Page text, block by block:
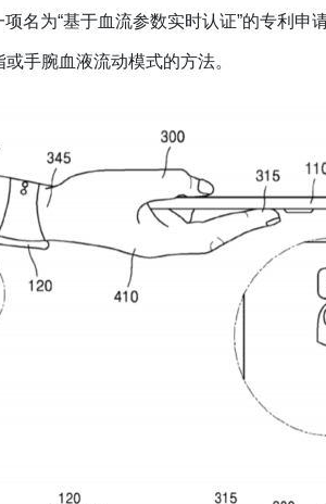
名为“基于血流参数实时认证”的专利申请
手腕血液流动模式的方法。